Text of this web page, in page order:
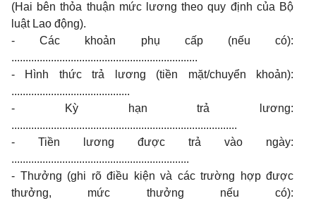
(Hai bên thỏa thuận mức lương theo quy định của Bộ
luật Lao động).
- Các khoản phụ cấp (nếu có):
..................................................................
- Hình thức trả lương (tiền mặt/chuyển khoản):
..........................................
- Kỳ hạn trả lương:
................................................................................
- Tiền lương được trả vào ngày:
...............................................................
- Thưởng (ghi rõ điều kiện và các trường hợp được
thưởng, mức thưởng nếu có):